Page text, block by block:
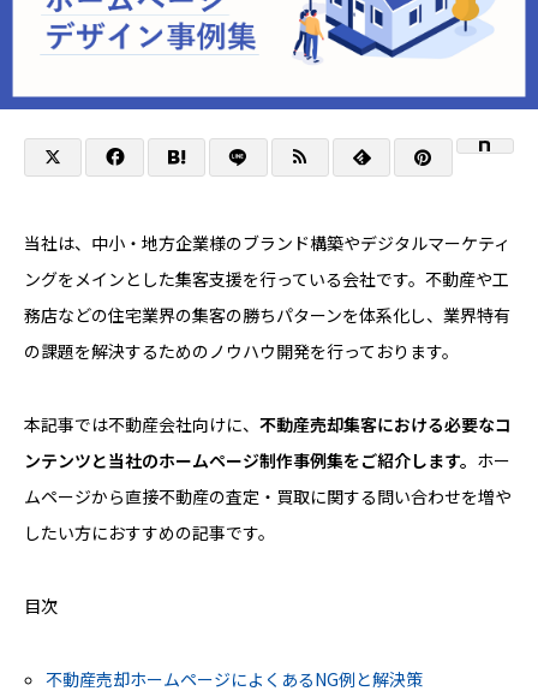
当社は、中小・地方企業様のブランド構築やデジタルマーケティ
ングをメインとした集客支援を行っている会社です。不動産や工
務店などの住宅業界の集客の勝ちパターンを体系化し、業界特有
の課題を解決するためのノウハウ開発を行っております。
本記事では不動産会社向けに、 不動産売却集客における必要なコ
ンテンツと当社のホームページ制作事例集をご紹介します。 ホー
ムページから直接不動産の査定・買取に関する問い合わせを増や
したい方におすすめの記事です。
目次
不動産売却ホームページによくあるNG例と解決策